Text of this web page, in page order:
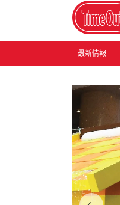
最新情報